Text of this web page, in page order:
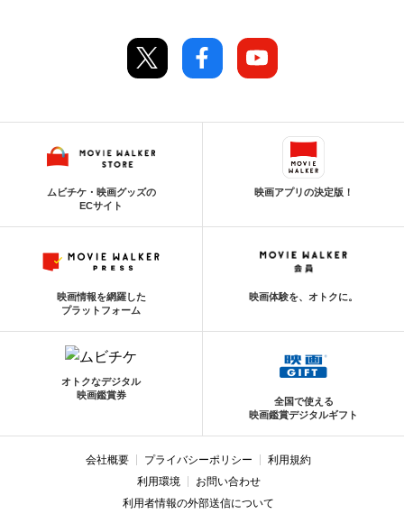
ムビチケ・映画グッズの
ECサイト
映画アプリの決定版！
映画情報を網羅した
プラットフォーム
映画体験を、オトクに。
オトクなデジタル
映画鑑賞券
全国で使える
映画鑑賞デジタルギフト
会社概要 プライバシーポリシー
利用規約
利用環境
お問い合わせ
利用者情報の外部送信について